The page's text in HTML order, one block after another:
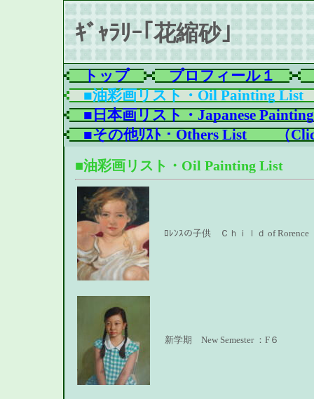
ｷﾞｬﾗﾘｰ｢花縮砂｣
トップ
プロフィール１
■油彩画リスト・Oil Painting List
■日本画リスト・Japanese
■その他ﾘｽﾄ・Others List　　（
■油彩画リスト・Oil Painting List
ﾛﾚﾝｽの子供 Ｃｈｉｌｄ of
新学期 New Semester ：F６